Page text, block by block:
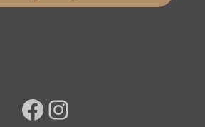
Facebook Instagram